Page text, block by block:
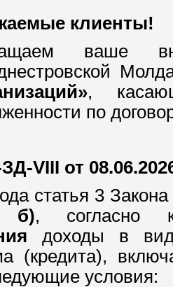
клиенты!
ваше
,
по
VIII от
статья 3
б), согласно
доходы в
(кредита),
условия: